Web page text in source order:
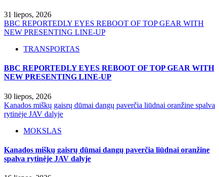
31 liepos, 2026
BBC REPORTEDLY EYES REBOOT OF TOP GEAR WITH
NEW PRESENTING LINE-UP
TRANSPORTAS
BBC REPORTEDLY EYES REBOOT OF TOP GEAR WITH
NEW PRESENTING LINE-UP
30 liepos, 2026
Kanados miškų gaisrų dūmai dangų paverčia liūdnai oranžine spalva
rytinėje JAV dalyje
MOKSLAS
Kanados miškų gaisrų dūmai dangų paverčia liūdnai oranžine
spalva rytinėje JAV dalyje